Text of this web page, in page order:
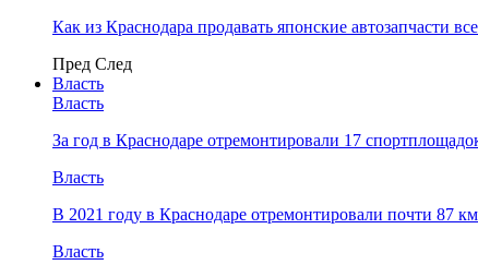
Как из Краснодара продавать японские автозапчасти
Пред След
Власть
Власть
За год в Краснодаре отремонтировали 17
Власть
В 2021 году в Краснодаре отремонтировали почти 87
Власть